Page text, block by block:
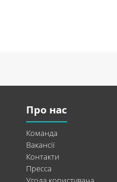
Про нас
Команда
Вакансії
Контакти
Пресса